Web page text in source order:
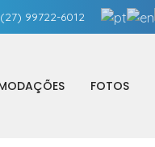
(27) 99722-6012
FOTOS